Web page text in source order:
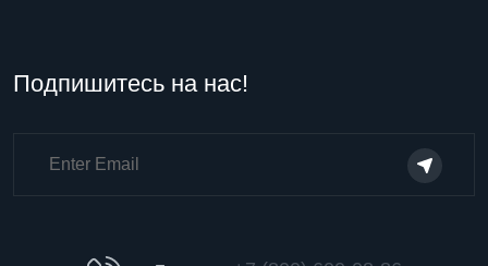
Подпишитесь на нас!